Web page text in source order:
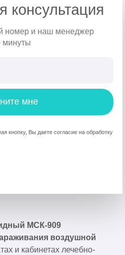
консультация
номер и наш менеджер
минуты
мне
кнопку, Вы даете согласие на обработку
МСК-909
воздушной
и кабинетах лечебно-